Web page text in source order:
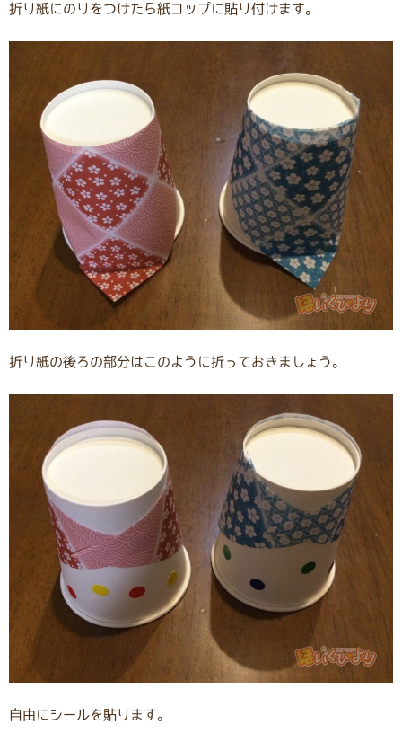
折り紙にのりをつけたら紙コップに貼り付けます。
折り紙の後ろの部分はこのように折っておきましょう。
自由にシールを貼ります。